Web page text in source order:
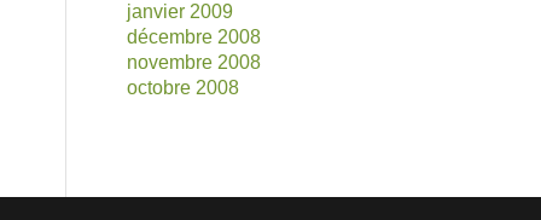
janvier 2009
décembre 2008
novembre 2008
octobre 2008